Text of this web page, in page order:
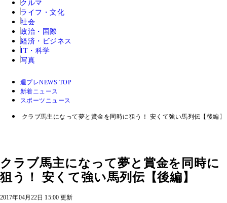
クルマ
ライフ・文化
社会
政治・国際
経済・ビジネス
IT・科学
写真
週プレNEWS TOP
新着ニュース
スポーツニュース
クラブ馬主になって夢と賞金を同時に狙う！ 安くて強い馬列伝【後編】
クラブ馬主になって夢と賞金を同時に
狙う！ 安くて強い馬列伝【後編】
2017年04月22日 15:00 更新